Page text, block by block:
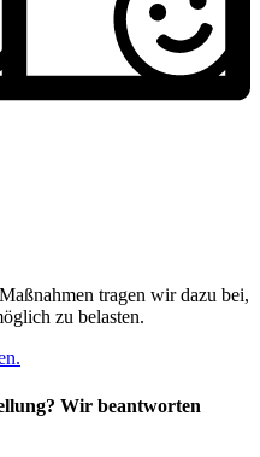
tragen wir dazu bei,
zu belasten.
Wir beantworten